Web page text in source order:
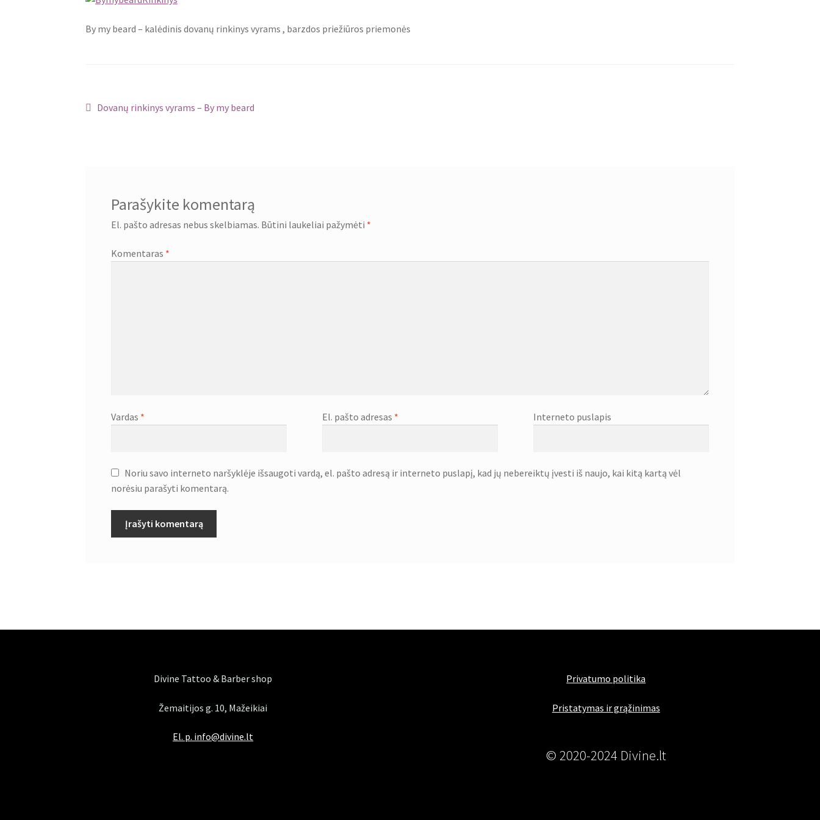
By my beard – kalėdinis dovanų rinkinys vyrams , barzdos priežiūros priemonės
Navigacija
Ankstenis
Dovanų rinkinys vyrams – By my beard
Parašykite komentarą
El. pašto adresas nebus skelbiamas. Būtini laukeliai pažymėti *
Komentaras *
Vardas * El. pašto adresas * Interneto puslapis
Noriu savo interneto naršyklėje išsaugoti vardą, el. pašto adresą ir interneto puslapį, kad jų nebereiktų įvesti iš naujo, kai kitą kartą vėl
norėsiu parašyti komentarą.
Divine Tattoo & Barber shop
Žemaitijos g. 10, Mažeikiai
El. p. info@divine.lt
Privatumo politika
Pristatymas ir grąžinimas
© 2020-2024 Divine.lt